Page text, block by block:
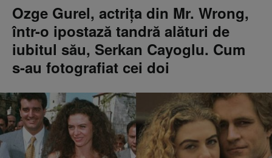
Ozge Gurel, actrița din Mr. Wrong,
într-o ipostază tandră alături de
iubitul său, Serkan Cayoglu. Cum
s-au fotografiat cei doi